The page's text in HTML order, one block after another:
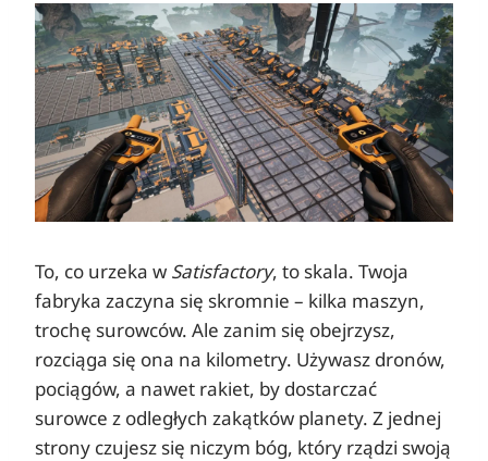
To, co urzeka w Satisfactory, to skala. Twoja
fabryka zaczyna się skromnie – kilka maszyn,
trochę surowców. Ale zanim się obejrzysz,
rozciąga się ona na kilometry. Używasz dronów,
pociągów, a nawet rakiet, by dostarczać
surowce z odległych zakątków planety. Z jednej
strony czujesz się niczym bóg, który rządzi swoją